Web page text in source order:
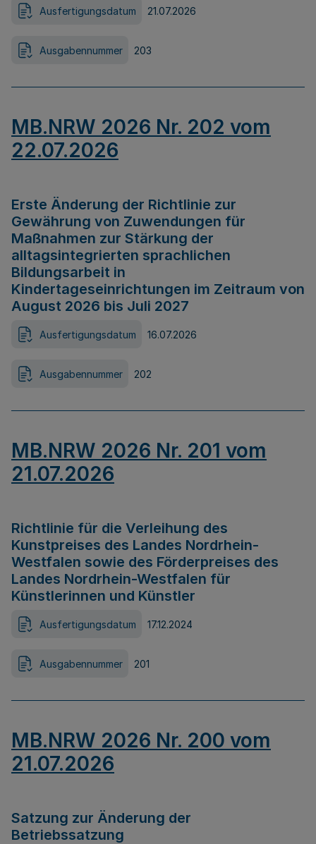
Ausfertigungsdatum 21.07.2026
Ausgabennummer 203
MB.NRW 2026 Nr. 202 vom
22.07.2026
Erste Änderung der Richtlinie zur
Gewährung von Zuwendungen für
Maßnahmen zur Stärkung der
alltagsintegrierten sprachlichen
Bildungsarbeit in
Kindertageseinrichtungen im Zeitraum von
August 2026 bis Juli 2027
Ausfertigungsdatum 16.07.2026
Ausgabennummer 202
MB.NRW 2026 Nr. 201 vom
21.07.2026
Richtlinie für die Verleihung des
Kunstpreises des Landes Nordrhein-
Westfalen sowie des Förderpreises des
Landes Nordrhein-Westfalen für
Künstlerinnen und Künstler
Ausfertigungsdatum 17.12.2024
Ausgabennummer 201
MB.NRW 2026 Nr. 200 vom
21.07.2026
Satzung zur Änderung der
Betriebssatzung